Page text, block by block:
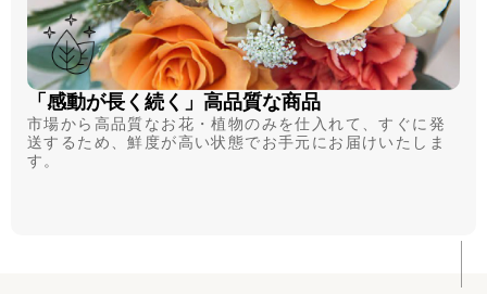
「感動が長く続く」高品質な商品
市場から高品質なお花・植物のみを仕入れて、すぐに発
送するため、鮮度が高い状態でお手元にお届けいたしま
す。